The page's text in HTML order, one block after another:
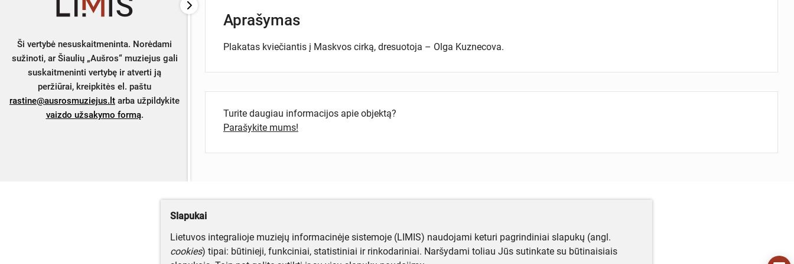
Ši vertybė nesuskaitmeninta. Norėdami
sužinoti, ar Šiaulių „Aušros“ muziejus gali
suskaitmeninti vertybę ir atverti ją
peržiūrai, kreipkitės el. paštu
rastine@ausrosmuziejus.lt arba užpildykite
vaizdo užsakymo formą.
Aprašymas
Plakatas kviečiantis į Maskvos cirką, dresuotoja – Olga Kuznecova.
Turite daugiau informacijos apie objektą?
Parašykite mums!
Slapukai
Lietuvos integralioje muziejų informacinėje sistemoje (LIMIS) naudojami keturi pagrindiniai slapukų (angl.
cookies) tipai: būtinieji, funkciniai, statistiniai ir rinkodariniai. Naršydami toliau Jūs sutinkate su būtinaisiais